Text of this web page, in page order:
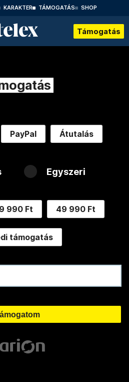
KARAKTER TÁMOGATÁS SHOP
Támogatás
PayPal Átutalás
Egyszeri
990 Ft 49 990 Ft
támogatás